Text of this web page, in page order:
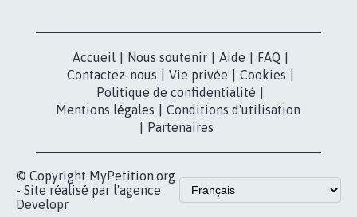
Accueil Nous soutenir Aide FAQ
Contactez-nous
Vie privée Cookies
Politique de confidentialité
Mentions légales
Conditions d'utilisation
Partenaires
© Copyright MyPetition.org
- Site réalisé par l'agence
Developr